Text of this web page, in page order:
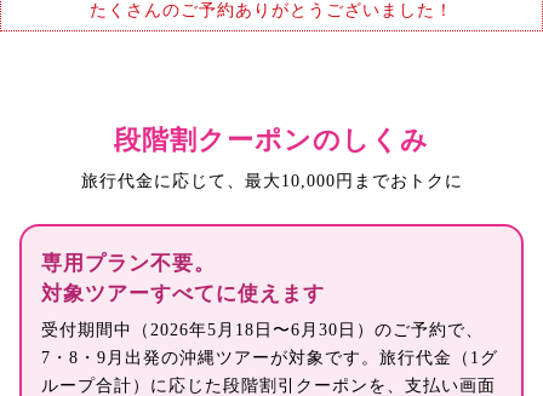
たくさんのご予約ありがとうございました！
段階割クーポンのしくみ
旅行代金に応じて、最大10,000円までおトクに
専用プラン不要。
対象ツアーすべてに使えます
受付期間中（2026年5月18日〜6月30日）のご予約で、
7・8・9月出発の沖縄ツアーが対象です。旅行代金（1グ
ループ合計）に応じた段階割引クーポンを、支払い画面